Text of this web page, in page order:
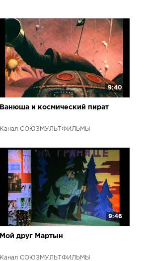
9:40
Ванюша и космический пират
Канал СОЮЗМУЛЬТФИЛЬМЫ
9:46
Мой друг Мартын
Канал СОЮЗМУЛЬТФИЛЬМЫ